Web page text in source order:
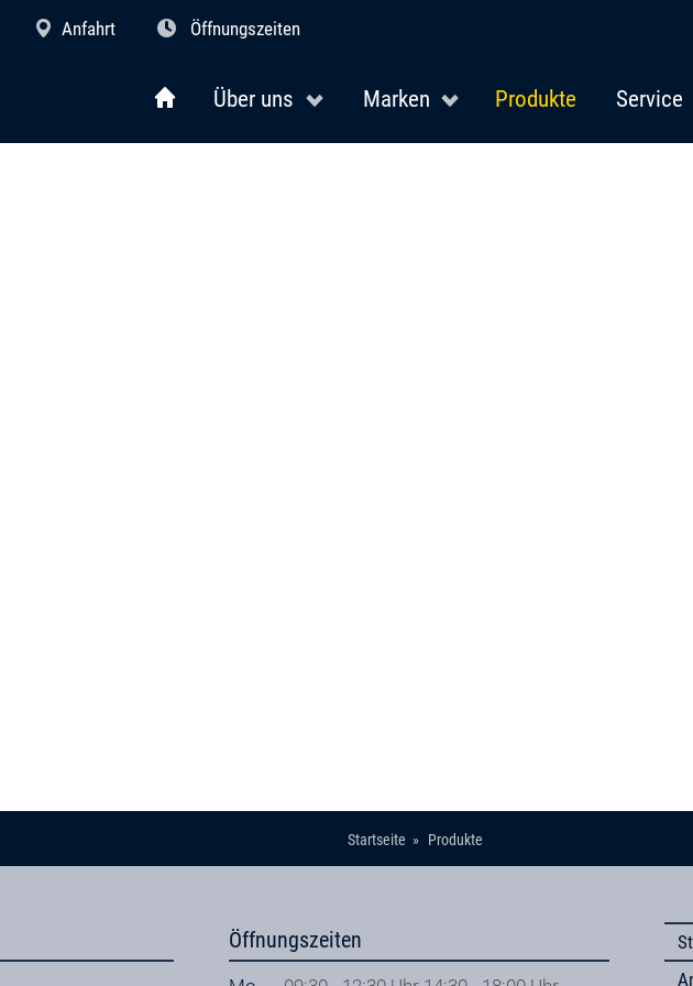
Anfahrt Öffnungszeiten
Über uns Marken Produkte Service
Startseite Produkte
Öffnungszeiten